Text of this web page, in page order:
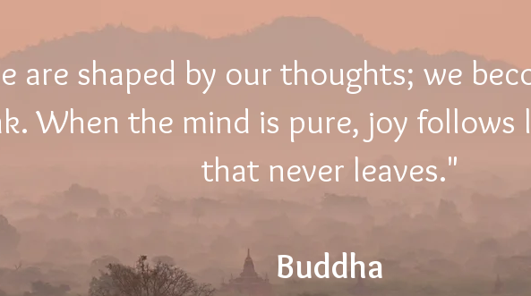
are shaped by our thoughts; we
When the mind is pure, joy follows
that never leaves."
Buddha